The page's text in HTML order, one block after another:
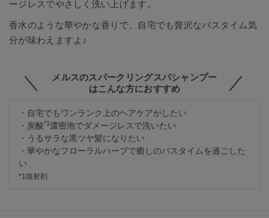
ージレスでやさしく洗い上げます。
香水のような華やかな香りで、自宅でも贅沢なバスタイム気
分が味わえますよ♪
メルスのスパークリングスパシャンプー
はこんな方におすすめ
・自宅でもワンランク上のヘアケアがしたい
・炭酸*1濃密泡でダメージレスで洗いたい
・うるサラな黒ツヤ髪になりたい
・華やかなフローラルハーブで癒しのバスタイムを過ごした
い
*1噴射剤